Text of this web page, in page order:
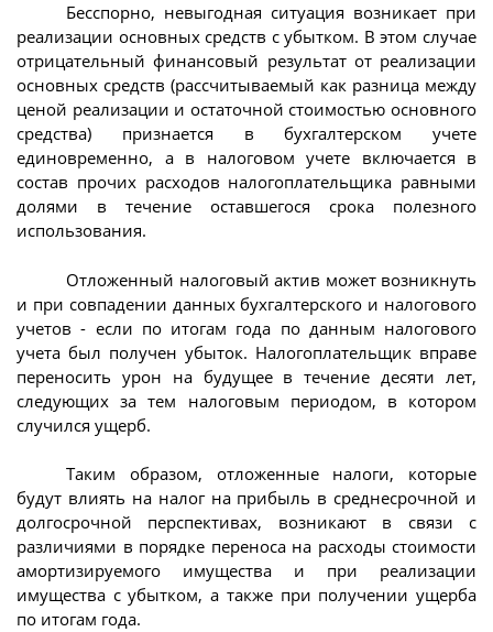
Бесспорно, невыгодная ситуация возникает при
реализации основных средств с убытком. В этом случае
отрицательный финансовый результат от реализации
основных средств (рассчитываемый как разница между
ценой реализации и остаточной стоимостью основного
средства) признается в бухгалтерском учете
единовременно, а в налоговом учете включается в
состав прочих расходов налогоплательщика равными
долями в течение оставшегося срока полезного
использования.
Отложенный налоговый актив может возникнуть
и при совпадении данных бухгалтерского и налогового
учетов - если по итогам года по данным налогового
учета был получен убыток. Налогоплательщик вправе
переносить урон на будущее в течение десяти лет,
следующих за тем налоговым периодом, в котором
случился ущерб.
Таким образом, отложенные налоги, которые
будут влиять на налог на прибыль в среднесрочной и
долгосрочной перспективах, возникают в связи с
различиями в порядке переноса на расходы стоимости
амортизируемого имущества и при реализации
имущества с убытком, а также при получении ущерба
по итогам года.